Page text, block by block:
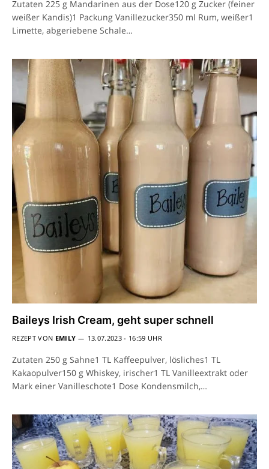
Zutaten 225 g Mandarinen aus der Dose120 g Zucker (feiner
weißer Kandis)1 Packung Vanillezucker350 ml Rum, weißer1
Limette, abgeriebene Schale…
Baileys Irish Cream, geht super schnell
REZEPT VON EMILY 13.07.2023 - 16:59 UHR
Zutaten 250 g Sahne1 TL Kaffeepulver, lösliches1 TL
Kakaopulver150 g Whiskey, irischer1 TL Vanilleextrakt oder
Mark einer Vanilleschote1 Dose Kondensmilch,…